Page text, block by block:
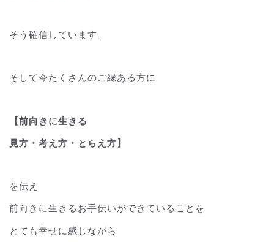
そう確信しています。
そして今たくさんのご縁ある方に
【前向きに生きる
見方・考え方・とらえ方】
を伝え
前向きに生きるお手伝いができていることを
とても幸せに感じながら